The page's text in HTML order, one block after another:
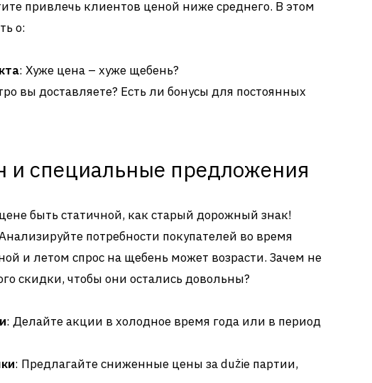
привлечь клиентов ценой ниже среднего. В этом
о:
: Хуже цена – хуже щебень?
вы доставляете? Есть ли бонусы для постоянных
и специальные предложения
быть статичной, как старый дорожный знак!
потребности покупателей во время
и летом спрос на щебень может возрасти. Зачем не
скидки, чтобы они остались довольны?
: Делайте акции в холодное время года или в период
: Предлагайте сниженные цены за dużie партии,